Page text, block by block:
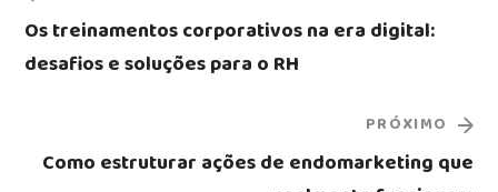
Os treinamentos corporativos na era digital:
desafios e soluções para o RH
PRÓXIMO
Como estruturar ações de endomarketing que